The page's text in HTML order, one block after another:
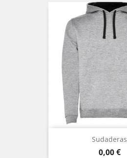
Sudaderas
Precio
0,00 €